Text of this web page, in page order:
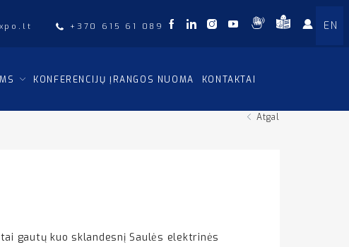
+370 615 61 089 EN
KONFERENCIJŲ ĮRANGOS NUOMA KONTAKTAI
Atgal
gautų kuo sklandesnį Saulės elektrinės